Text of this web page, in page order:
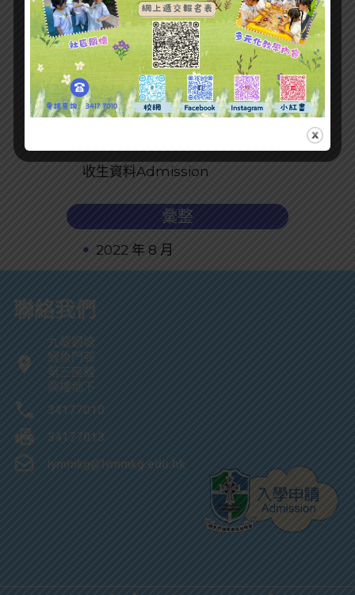
收生資料Admission
彙整
2022 年 8 月
聯絡我們
九龍觀塘
鯉魚門邨
第三座鯉
興樓地下
34177010
34177013
lymmkg@lymmkg.edu.hk